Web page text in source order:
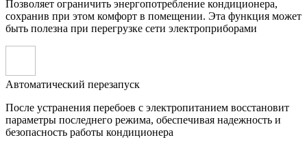
Позволяет ограничить энергопотребление кондиционера,
сохранив при этом комфорт в помещении. Эта функция может
быть полезна при перегрузке сети электроприборами
Автоматический перезапуск
После устранения перебоев с электропитанием восстановит
параметры последнего режима, обеспечивая надежность и
безопасность работы кондиционера